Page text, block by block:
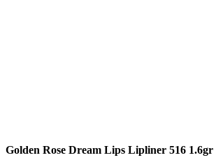
Golden Rose Dream Lips Lipliner 516 1.6gr